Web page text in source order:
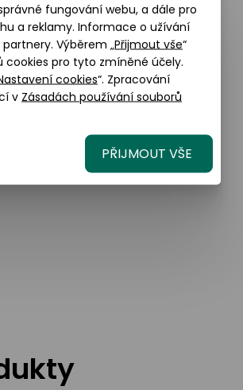
fungování webu, a dále pro
a reklamy. Informace o užívání
Výběrem „Přijmout vše“
pro tyto zmíněné účely.
cookies“. Zpracování
v Zásadách používání souborů
PŘIJMOUT VŠE